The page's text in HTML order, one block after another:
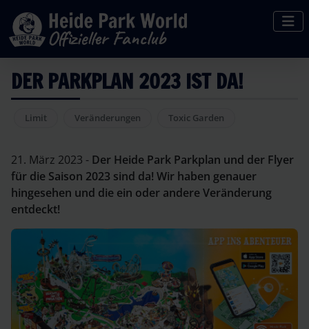
DER PARKPLAN 2023 IST DA!
Limit Veränderungen Toxic Garden
21. März 2023 - Der Heide Park Parkplan und der Flyer
für die Saison 2023 sind da! Wir haben genauer
hingesehen und die ein oder andere Veränderung
entdeckt!